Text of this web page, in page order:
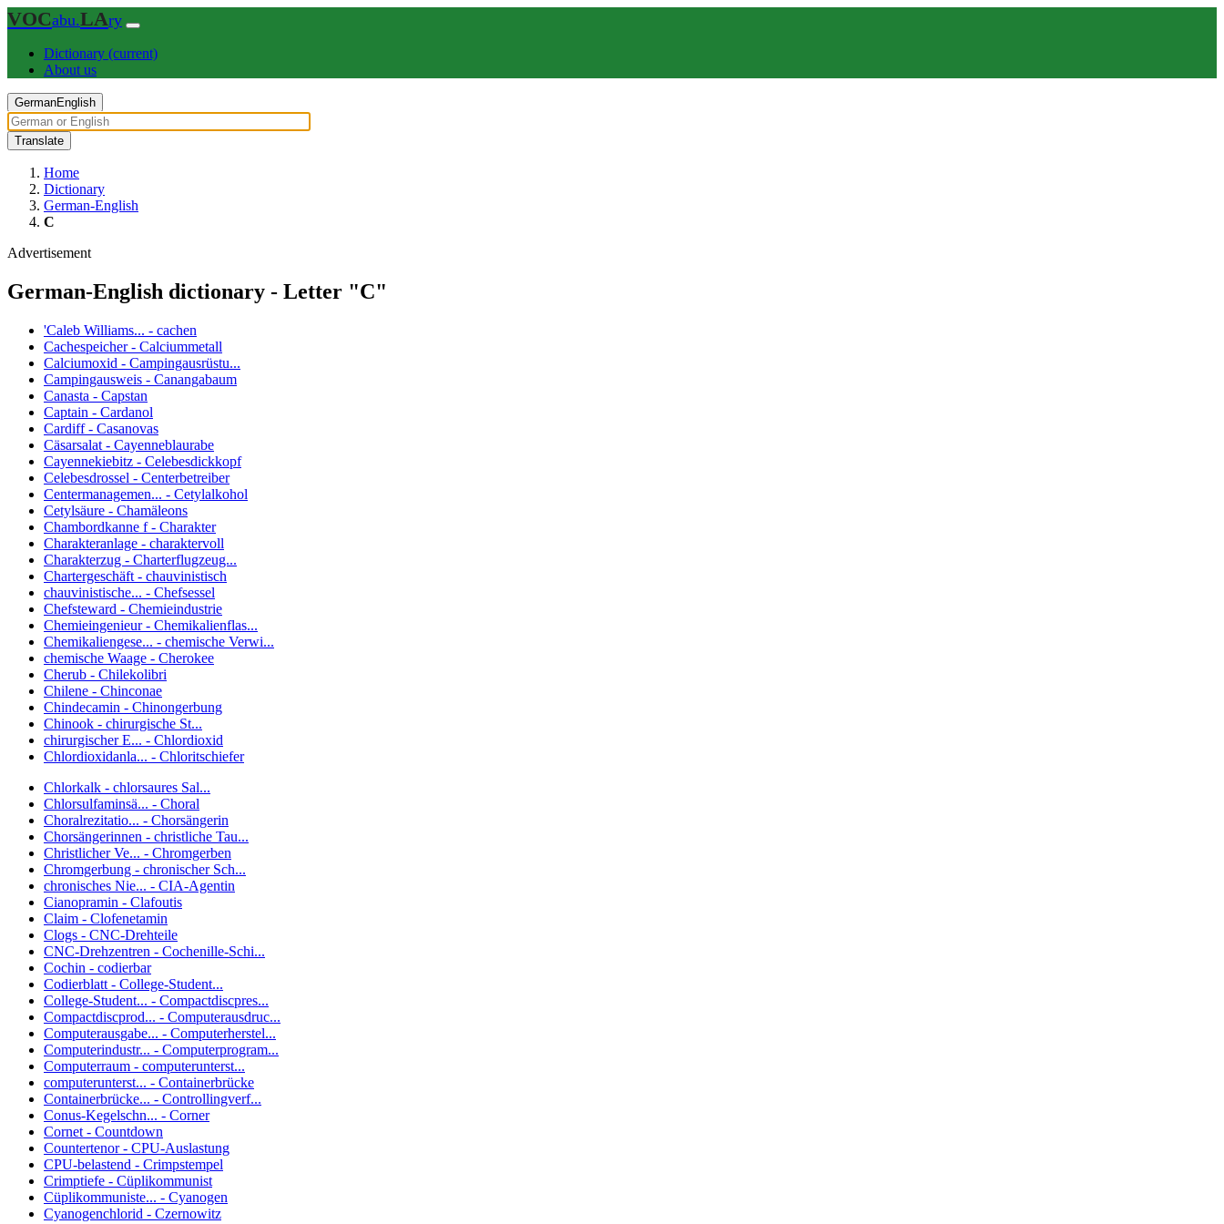
VOCabu.LAry
Dictionary (current)
About us
GermanEnglish
Translate
Home
Dictionary
German-English
C
German-English dictionary - Letter "C"
'Caleb Williams... - cachen
Cachespeicher - Calciummetall
Calciumoxid - Campingausrüstu...
Campingausweis - Canangabaum
Canasta - Capstan
Captain - Cardanol
Cardiff - Casanovas
Cäsarsalat - Cayenneblaurabe
Cayennekiebitz - Celebesdickkopf
Celebesdrossel - Centerbetreiber
Centermanagemen... - Cetylalkohol
Cetylsäure - Chamäleons
Chambordkanne f - Charakter
Charakteranlage - charaktervoll
Charakterzug - Charterflugzeug...
Chartergeschäft - chauvinistisch
chauvinistische... - Chefsessel
Chefsteward - Chemieindustrie
Chemieingenieur - Chemikalienflas...
Chemikaliengese... - chemische Verwi...
chemische Waage - Cherokee
Cherub - Chilekolibri
Chilene - Chinconae
Chindecamin - Chinongerbung
Chinook - chirurgische St...
chirurgischer E... - Chlordioxid
Chlordioxidanla... - Chloritschiefer
Chlorkalk - chlorsaures Sal...
Chlorsulfaminsä... - Choral
Choralrezitatio... - Chorsängerin
Chorsängerinnen - christliche Tau...
Christlicher Ve... - Chromgerben
Chromgerbung - chronischer Sch...
chronisches Nie... - CIA-Agentin
Cianopramin - Clafoutis
Claim - Clofenetamin
Clogs - CNC-Drehteile
CNC-Drehzentren - Cochenille-Schi...
Cochin - codierbar
Codierblatt - College-Student...
College-Student... - Compactdiscpres...
Compactdiscprod... - Computerausdruc...
Computerausgabe... - Computerherstel...
Computerindustr... - Computerprogram...
Computerraum - computerunterst...
computerunterst... - Containerbrücke
Containerbrücke... - Controllingverf...
Conus-Kegelschn... - Corner
Cornet - Countdown
Countertenor - CPU-Auslastung
CPU-belastend - Crimpstempel
Crimptiefe - Cüplikommunist
Cüplikommuniste... - Cyanogen
Cyanogenchlorid - Czernowitz